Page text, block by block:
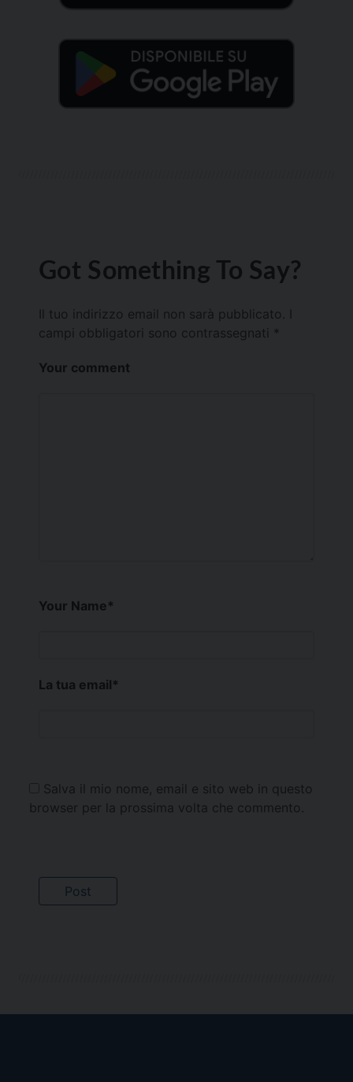
Got Something To Say?
Il tuo indirizzo email non sarà pubblicato.
campi obbligatori sono contrassegnati *
Your comment
Your Name*
La tua email*
Salva il mio nome, email e sito web in questo
browser per la prossima volta che commento.